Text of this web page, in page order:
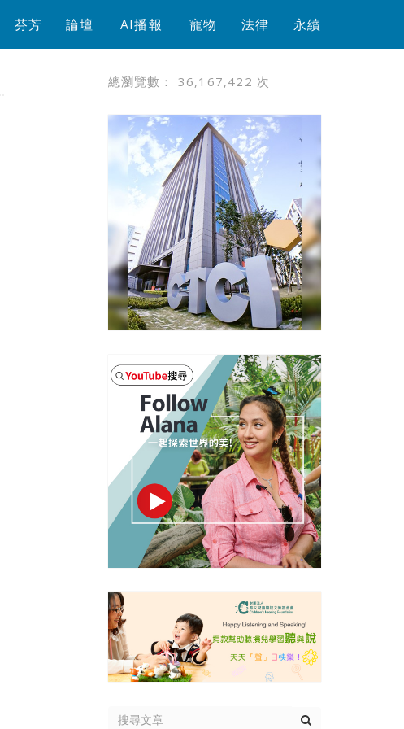
芬芳 論壇 AI播報 寵物 法律 永續
總瀏覽數： 36,167,422 次